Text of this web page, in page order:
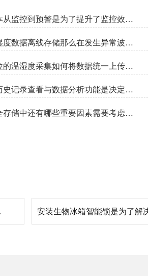
管理样本从监控到预警是为了提升了监控效率还是及时处理异常的速度呢?26.8.5
如果温湿度数据离线存储那么在发生异常波动时工作人员如何得知?26.8.3
多个点位的温湿度采集如何将数据统一上传至同一云端平台呢?26.7.30
样本的历史记录查看与数据分析功能是决定温湿度数据的关键吗?26.7.28
样本安全存储中还有哪些重要因素需要考虑?如何设置样本安全?26.7.24